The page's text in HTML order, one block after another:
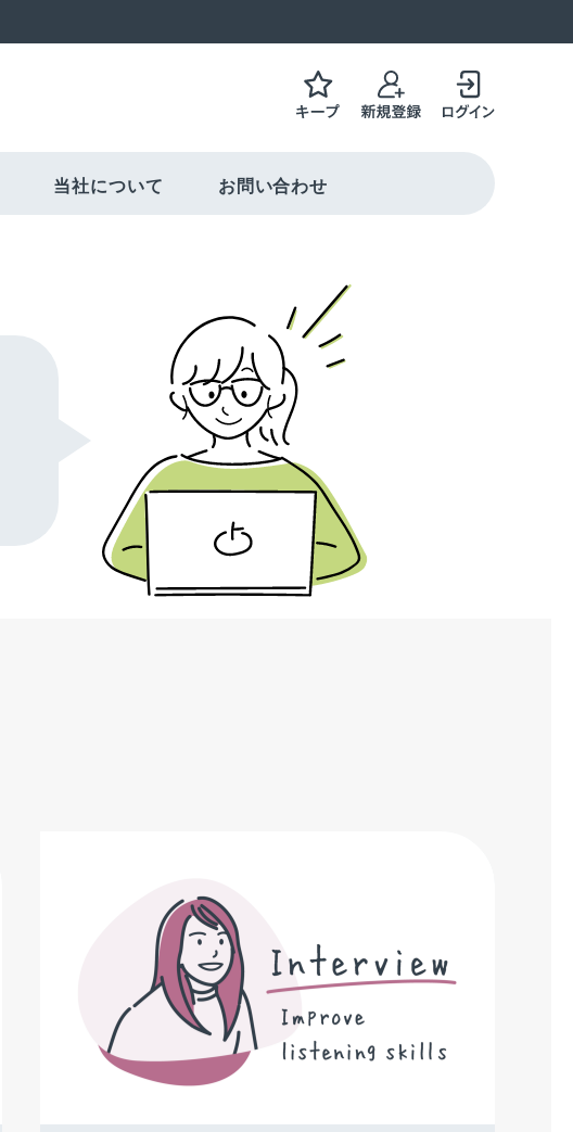
当社について お問い合わせ